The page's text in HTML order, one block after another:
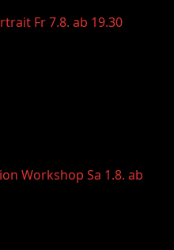
Fr 7.8. ab 19.30
Workshop Sa 1.8. ab